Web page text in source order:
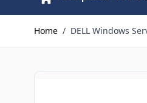
Home / DELL Windows